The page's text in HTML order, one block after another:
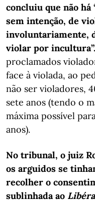
concluiu que não
sem intenção, de
involuntariamente,
violar por incultura”.
proclamados
face à violada, ao
não ser violadores,
sete anos (tendo o
máxima possível
anos).
No tribunal, o juiz
os arguidos se
recolher o
sublinhada ao